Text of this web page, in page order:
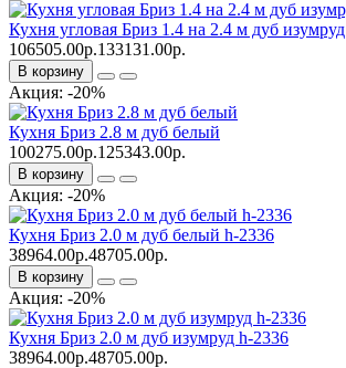
Кухня угловая Бриз 1.4 на 2.4 м дуб изумруд
106505.00р.133131.00р.
В корзину
Акция: -20%
Кухня Бриз 2.8 м дуб белый
100275.00р.125343.00р.
В корзину
Акция: -20%
Кухня Бриз 2.0 м дуб белый h-2336
38964.00р.48705.00р.
В корзину
Акция: -20%
Кухня Бриз 2.0 м дуб изумруд h-2336
38964.00р.48705.00р.